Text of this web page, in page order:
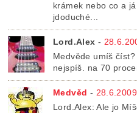
krámek nebo co a
jdoduché...
Lord.Alex -
Medvěde umíš
nejspíš. na 70
Medvěd -
Lord.Alex: Ale jo